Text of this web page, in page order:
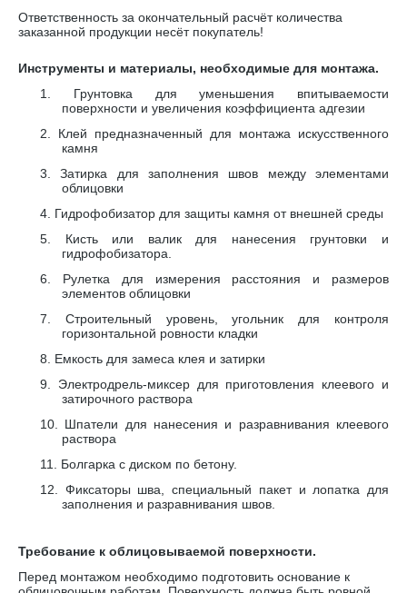
Ответственность за окончательный расчёт количества
заказанной продукции несёт покупатель!
Инструменты и материалы, необходимые для монтажа.
1. Грунтовка для уменьшения впитываемости
поверхности и увеличения коэффициента адгезии
2. Клей предназначенный для монтажа искусственного
камня
3.Затирка для заполнения швов между элементами
облицовки
4. Гидрофобизатор для защиты камня от внешней среды
5. Кисть или валик для нанесения грунтовки и
гидрофобизатора.
6. Рулетка для измерения расстояния и размеров
элементов облицовки
7. Строительный уровень, угольник для контроля
горизонтальной ровности кладки
8. Емкость для замеса клея и затирки
9. Электродрель-миксер для приготовления клеевого и
затирочного раствора
10. Шпатели для нанесения и разравнивания клеевого
раствора
11. Болгарка с диском по бетону.
12. Фиксаторы шва, специальный пакет и лопатка для
заполнения и разравнивания швов.
Требование к облицовываемой поверхности.
Перед монтажом необходимо подготовить основание к